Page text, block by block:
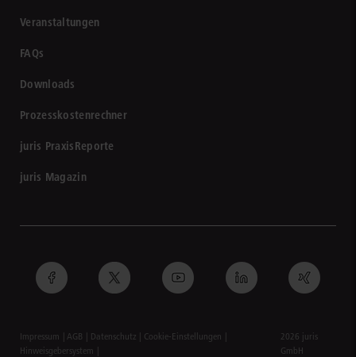
Veranstaltungen
FAQs
Downloads
Prozesskostenrechner
juris PraxisReporte
juris Magazin
Impressum AGB Datenschutz
Cookie-Einstellungen
Hinweisgebersystem
2026 juris
GmbH